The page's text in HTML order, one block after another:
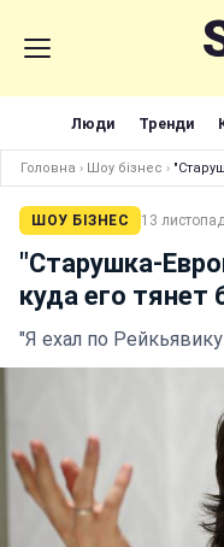
Люди Тренди
Головна › Шоу бізнес ›
ШОУ БІЗНЕС 13
"Старушка-
куда его тянет
"Я ехал по